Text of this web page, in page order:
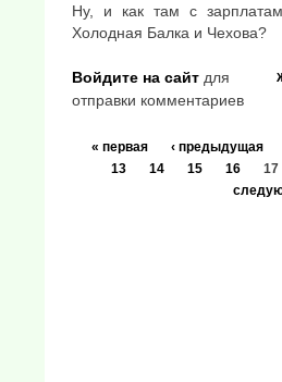
Ну, и как там с
Холодная Балка и Чехова?
Войдите на сайт для
отправки комментариев
« первая
‹ предыдущая
13
14 15 16
17